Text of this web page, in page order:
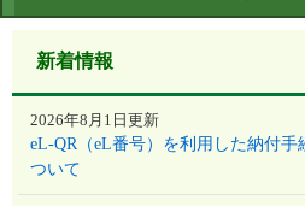
新着情報
eL-QR（eL番号）を利用した納付
ついて
2026年8月1日更新